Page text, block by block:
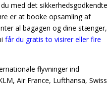
med det sikkerhedsgodkendte
er at booke opsamling af
al bagagen og dine stænger,
får du gratis to visirer eller fire
flyvninger ind
Air France, Lufthansa, Swiss